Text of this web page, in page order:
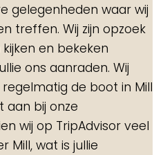
gelegenheden waar wij
treffen. Wij zijn opzoek
en bekeken
ons aanraden. Wij
de boot in Mill
aan bij onze
wij op TripAdvisor veel
Mill, wat is jullie